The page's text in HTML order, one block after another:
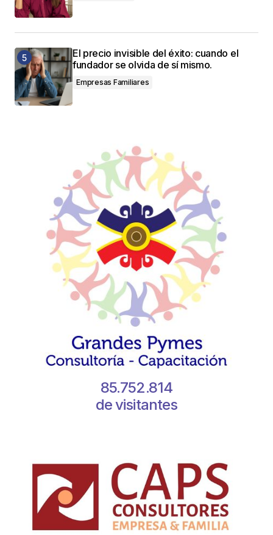
El precio invisible del éxito: cuando el
fundador se olvida de sí mismo.
Empresas Familiares
85.752.814
de visitantes